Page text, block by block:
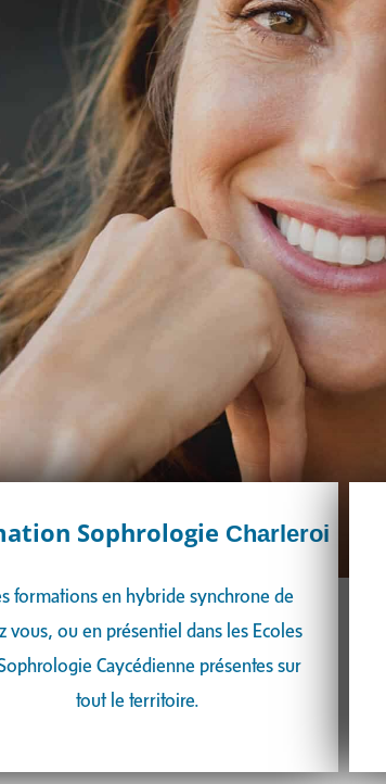
Sophrologie Charleroi
formations en hybride synchrone de
vous, ou en présentiel dans les Ecoles
Caycédienne présentes sur
tout le territoire.